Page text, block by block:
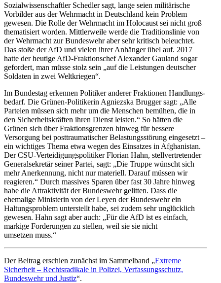
Sozial­wis­sen­schaftler Schedler sagt, lange seien militä­rische
Vorbilder aus der Wehrmacht in Deutschland kein Problem
gewesen. Die Rolle der Wehrmacht im Holocaust sei nicht groß
thema­ti­siert worden. Mittler­weile werde die Tradi­ti­ons­linie von
der Wehrmacht zur Bundeswehr aber sehr kritisch beleuchtet.
Das stoße der AfD und vielen ihrer Anhänger übel auf. 2017
hatte der heutige AfD-Frakti­onschef Alexander Gauland sogar
gefordert, man müsse stolz sein „auf die Leistungen deutscher
Soldaten in zwei Weltkriegen“.
Im Bundestag erkennen Politiker anderer Fraktionen Handlungs­
bedarf. Die Grünen-Politi­kerin Agniezska Brugger sagt: „Alle
Parteien müssen sich mehr um die Menschen bemühen, die in
den Sicher­heits­kräften ihren Dienst leisten.“ So hätten die
Grünen sich über Frakti­ons­grenzen hinweg für bessere
Versorgung bei posttrau­ma­ti­scher Belas­tungs­störung einge­setzt –
ein wichtiges Thema etwa wegen des Einsatzes in Afgha­nistan.
Der CSU-Vertei­di­gungs­po­li­tiker Florian Hahn, stell­ver­tre­tender
General­se­kretär seiner Partei, sagt: „Die Truppe wünscht sich
mehr Anerkennung, nicht nur materiell. Darauf müssen wir
reagieren.“ Durch massives Sparen über fast 30 Jahre hinweg
habe die Attrak­ti­vität der Bundeswehr gelitten. Dass die
ehemalige Minis­terin von der Leyen der Bundeswehr ein
Haltungs­problem unter­stellt habe, sei zudem sehr unglücklich
gewesen. Hahn sagt aber auch: „Für die AfD ist es einfach,
markige Forde­rungen zu stellen, weil sie sie nicht
umsetzen muss.“
Der Beitrag erschien zunächst im Sammelband „Extreme
Sicherheit – Rechts­ra­dikale in Polizei, Verfas­sungs­schutz,
Bundeswehr und Justiz“.